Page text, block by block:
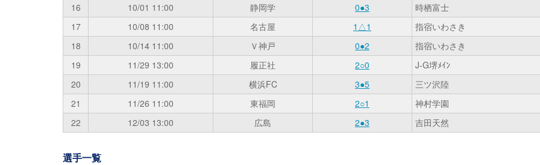
16
10/01 11:00 静岡学 0●3
時栖富士
17
10/08 11:00 名古屋 1△1
指宿いわさき
18
10/14 11:00 Ｖ神戸 0●2
指宿いわさき
19
11/29 13:00 履正社 2○0
J-G堺ﾒｲﾝ
20
11/19 11:00 横浜FC 3●5
三ツ沢陸
21
11/26 11:00 東福岡 2○1
神村学園
22
12/03 13:00 広島 2●3 吉田天然
選手一覧